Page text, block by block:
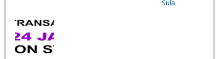
Sula